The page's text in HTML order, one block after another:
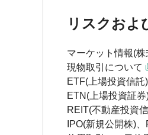
リスクおよ
マーケット情報(
現物取引について
ETF(上場投資信託
ETN(上場投資証
REIT(不動産投資
IPO(新規公開株)